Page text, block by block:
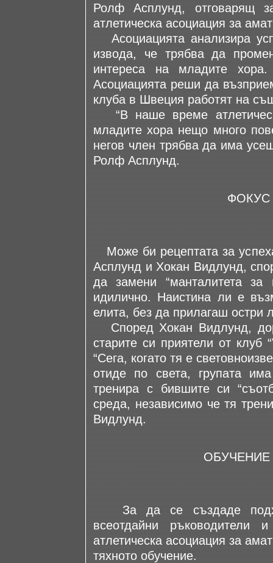
Ролф Асплунд, отговарящ
атлетическа асоциация за
Асоциацията анализира
извода, че трябва да
интереса на младите
Асоциацията реши да
клуба в Швеция работят на
“В наше време
младите хора нещо много
негов член трябва да има
Ролф Асплунд.
ФОКУС
Може би рецептата за
Асплунд и Хокан Видлунд,
да замени “манталитета за
идилично. Наистина ли е
елита, без да прилагаш остри
Според Хокан Видлунд,
старите си приятели от клуб
“Сега, когато тя е
отиде по света, групата
тренира с бившите си
среда, независимо че тя
Видлунд.
За да се създаде
всеотдайни ръководители
атлетическа асоциация за
тяхното обучение.